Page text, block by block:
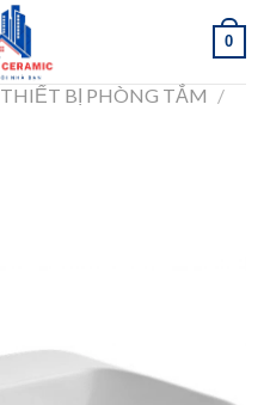
0
THIẾT BỊ PHÒNG TẮM /